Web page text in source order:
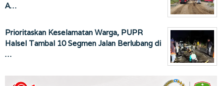
A…
Prioritaskan Keselamatan Warga, PUPR
Halsel Tambal 10 Segmen Jalan Berlubang di
…